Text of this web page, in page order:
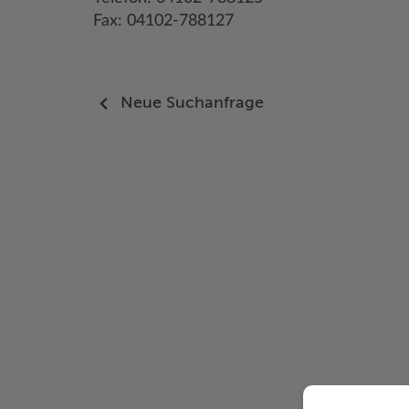
Fax: 04102-788127
Neue Suchanfrage